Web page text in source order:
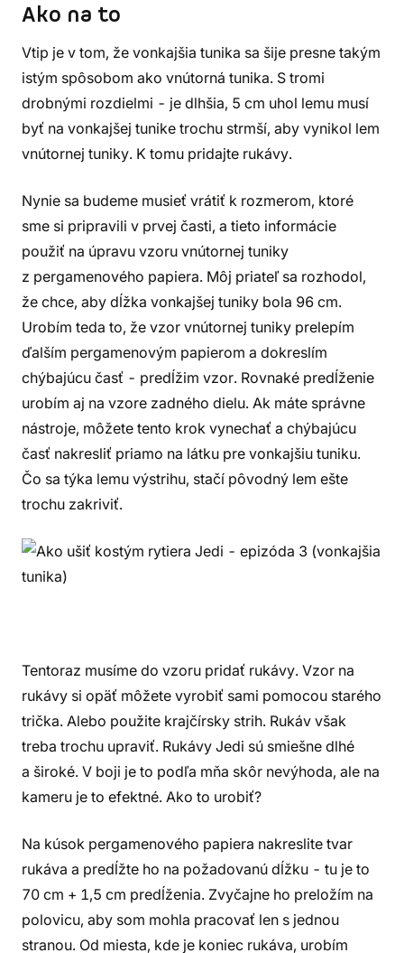
Ako na to
Vtip je v tom, že vonkajšia tunika sa šije presne takým
istým spôsobom ako vnútorná tunika. S tromi
drobnými rozdielmi - je dlhšia, 5 cm uhol lemu musí
byť na vonkajšej tunike trochu strmší, aby vynikol lem
vnútornej tuniky. K tomu pridajte rukávy.
Nynie sa budeme musieť vrátiť k rozmerom, ktoré
sme si pripravili v prvej časti, a tieto informácie
použiť na úpravu vzoru vnútornej tuniky
z pergamenového papiera. Môj priateľ sa rozhodol,
že chce, aby dĺžka vonkajšej tuniky bola 96 cm.
Urobím teda to, že vzor vnútornej tuniky prelepím
ďalším pergamenovým papierom a dokreslím
chýbajúcu časť - predĺžim vzor. Rovnaké predĺženie
urobím aj na vzore zadného dielu. Ak máte správne
nástroje, môžete tento krok vynechať a chýbajúcu
časť nakresliť priamo na látku pre vonkajšiu tuniku.
Čo sa týka lemu výstrihu, stačí pôvodný lem ešte
trochu zakriviť.
Tentoraz musíme do vzoru pridať rukávy. Vzor na
rukávy si opäť môžete vyrobiť sami pomocou starého
trička. Alebo použite krajčírsky strih. Rukáv však
treba trochu upraviť. Rukávy Jedi sú smiešne dlhé
a široké. V boji je to podľa mňa skôr nevýhoda, ale na
kameru je to efektné. Ako to urobiť?
Na kúsok pergamenového papiera nakreslite tvar
rukáva a predĺžte ho na požadovanú dĺžku - tu je to
70 cm + 1,5 cm predĺženia. Zvyčajne ho preložím na
polovicu, aby som mohla pracovať len s jednou
stranou. Od miesta, kde je koniec rukáva, urobím